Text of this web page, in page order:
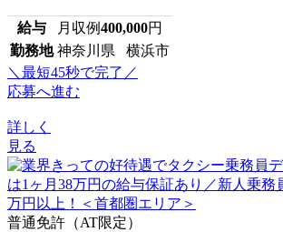
給与 月収例400,000円
勤務地 神奈川県 横浜市
＼最短45秒で完了／
応募へ進む
詳しく
見る
普通免許（AT限定）